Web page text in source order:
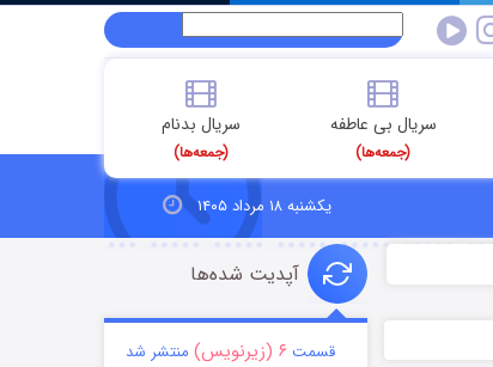
سریال بی عاطفه
(جمعه‌ها)
سریال بدنام
(جمعه‌ها)
یکشنبه ۱۸ مرداد ۱۴۰۵
آپدیت شده‌ها
قسمت ۶ (زیرنویس) منتشر شد